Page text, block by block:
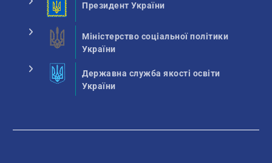
Президент України
Міністерство соціальної політики
України
Державна служба якості освіти
України